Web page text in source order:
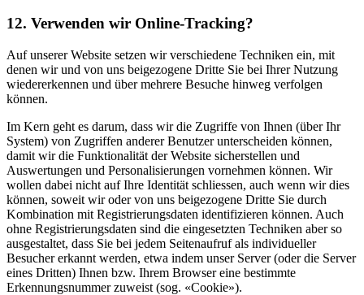
12. Verwenden wir Online-Tracking?
Auf unserer Website setzen wir verschiedene Techniken ein, mit
denen wir und von uns beigezogene Dritte Sie bei Ihrer Nutzung
wiedererkennen und über mehrere Besuche hinweg verfolgen
können.
Im Kern geht es darum, dass wir die Zugriffe von Ihnen (über Ihr
System) von Zugriffen anderer Benutzer unterscheiden können,
damit wir die Funktionalität der Website sicherstellen und
Auswertungen und Personalisierungen vornehmen können. Wir
wollen dabei nicht auf Ihre Identität schliessen, auch wenn wir dies
können, soweit wir oder von uns beigezogene Dritte Sie durch
Kombination mit Registrierungsdaten identifizieren können. Auch
ohne Registrierungsdaten sind die eingesetzten Techniken aber so
ausgestaltet, dass Sie bei jedem Seitenaufruf als individueller
Besucher erkannt werden, etwa indem unser Server (oder die Server
eines Dritten) Ihnen bzw. Ihrem Browser eine bestimmte
Erkennungsnummer zuweist (sog. «Cookie»).